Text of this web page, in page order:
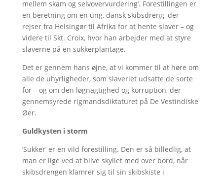
mellem skam og selvovervurdering’. Forestillingen er
en beretning om en ung, dansk skibsdreng, der
rejser fra Helsingør til Afrika for at hente slaver – og
videre til Skt. Croix, hvor han arbejder med at styre
slaverne på en sukkerplantage.
Det er gennem hans øjne, at vi kommer til at høre om
alle de uhyrligheder, som slaveriet udsatte de sorte
for – og om den løgnagtighed og korruption, der
gennemsyrede rigmandsdiktaturet på De Vestindiske
Øer.
Guldkysten i storm
’Sukker’ er en vild forestilling. Den er så billedlig, at
man er lige ved at blive skyllet med over bord, når
skibsdrengen klamrer sig til sin skibskiste i